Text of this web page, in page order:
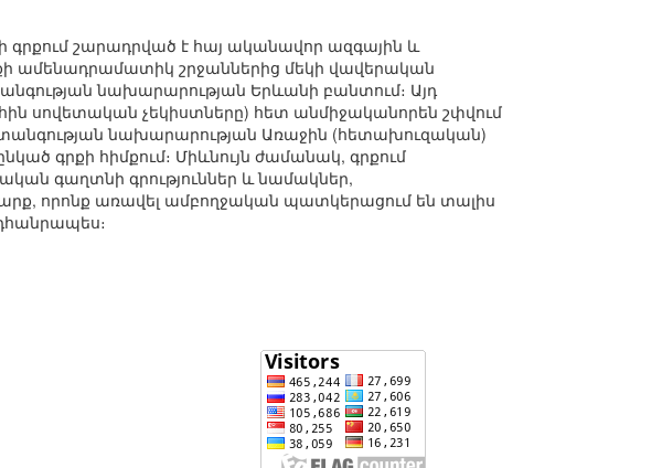
գրքում շարադրված է հայ ականավոր ազգային և
ամենադրամատիկ շրջաններից մեկի վավերական
նախարարության Երևանի բանտում։ Այդ
սովետական չեկիստները) հետ անմիջականորեն շփվում
նախարարության Առաջին (հետախուզական)
գրքի հիմքում։ Միևնույն ժամանակ, գրքում
գաղտնի գրություններ և նամակներ,
որոնք առավել ամբողջական պատկերացում են տալիս